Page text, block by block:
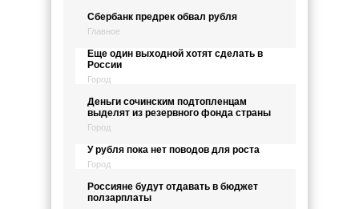
Сбербанк предрек обвал рубля
Главное
Еще один выходной хотят сделать в
России
Город
Деньги сочинским подтопленцам
выделят из резервного фонда страны
Город
У рубля пока нет поводов для роста
Город
Россияне будут отдавать в бюджет
ползарплаты